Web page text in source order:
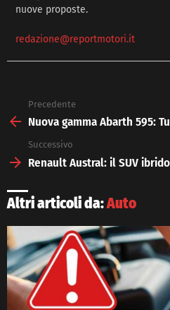
nuove proposte.
redazione@reportmotori.it
more
Precedente
Nuova gamma Abarth 595:
Successivo
Renault Austral: il SUV
Altri articoli da:Auto